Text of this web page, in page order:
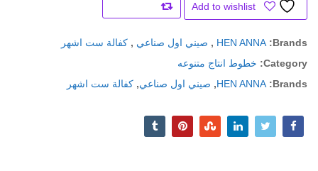
Add to wishlist
Brands:
HEN ANNA
, صيني اول صناعي , كفالة ست اشهر
Category:
خطوط انتاج متنوعه
Brands:
HEN ANNA
, صيني اول صناعي, كفالة ست اشهر